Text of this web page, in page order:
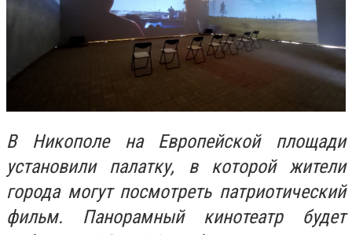
В Никополе на Европейской площади
установили палатку, в которой жители
города могут посмотреть патриотический
фильм. Панорамный кинотеатр будет